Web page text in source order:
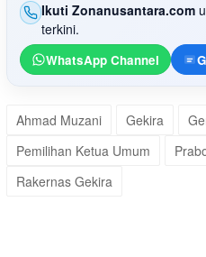
Ikuti Zonanusantara.com
terkini.
WhatsApp Channel
Ahmad Muzani Gekira
Pemilihan Ketua Umum
Rakernas Gekira